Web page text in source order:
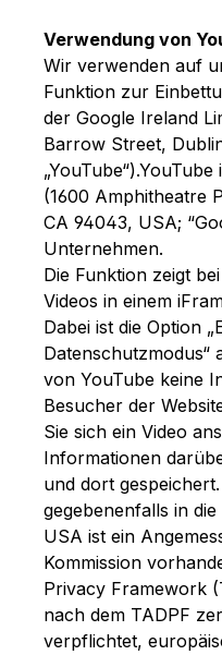
Verwendung von
Wir verwenden auf
Funktion zur
der Google Ireland
Barrow Street,
(1600 Amphitheatre
CA 94043, USA;
Unternehmen.
Die Funktion zeigt
Videos in einem
Dabei ist die Option
Datenschutzmodus“
von YouTube keine
Besucher der
Sie sich ein Video
Informationen
und dort
gegebenenfalls in
USA ist ein
Kommission
Privacy Framework
nach dem TADPF
verpflichtet,